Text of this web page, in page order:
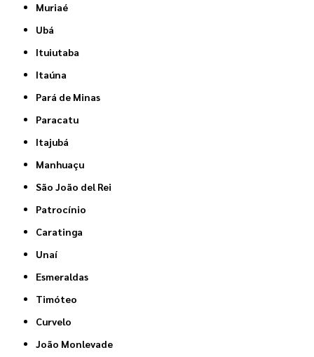
Muriaé
Ubá
Ituiutaba
Itaúna
Pará de Minas
Paracatu
Itajubá
Manhuaçu
São João del Rei
Patrocínio
Caratinga
Unaí
Esmeraldas
Timóteo
Curvelo
João Monlevade